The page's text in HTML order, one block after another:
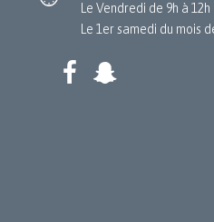
Le Vendredi de 9h à
Le 1er samedi du mois